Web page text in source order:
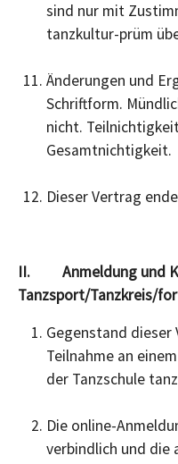
sind nur mit
tanzkultur-prüm
Änderungen und
Schriftform.
nicht.
Gesamtnichtigkeit.
Dieser Vertrag
II. Anmeldung und
Tanzsport/
Gegenstand
Teilnahme an
der Tanzschule
Die online-
verbindlich und die